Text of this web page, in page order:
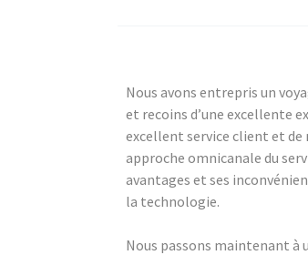
Nous avons entrepris un
et recoins d’une excellente
excellent service client et
approche omnicanale du
avantages et ses
la technologie.
Nous passons maintenant à